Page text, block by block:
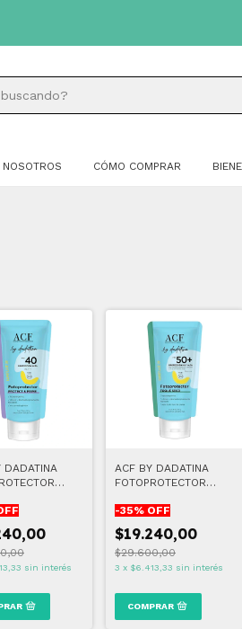
NOSOTROS CÓMO COMPRAR
DADATINA
sin interés
ACF BY DADATINA
FOTOPROTECTOR
SECO FPS 50
-35% OFF
$19.240,00
$29.600,00
3 x $6.413,33 sin interés